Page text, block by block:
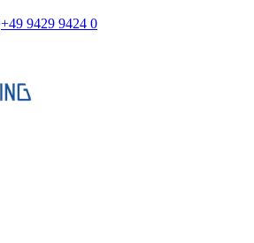
+49 9429 9424 0